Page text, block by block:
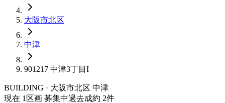
大阪市北区
中津
901217 中津3丁目I
BUILDING · 大阪市北区 中津
現在 1 区画 募集中過去成約 2件